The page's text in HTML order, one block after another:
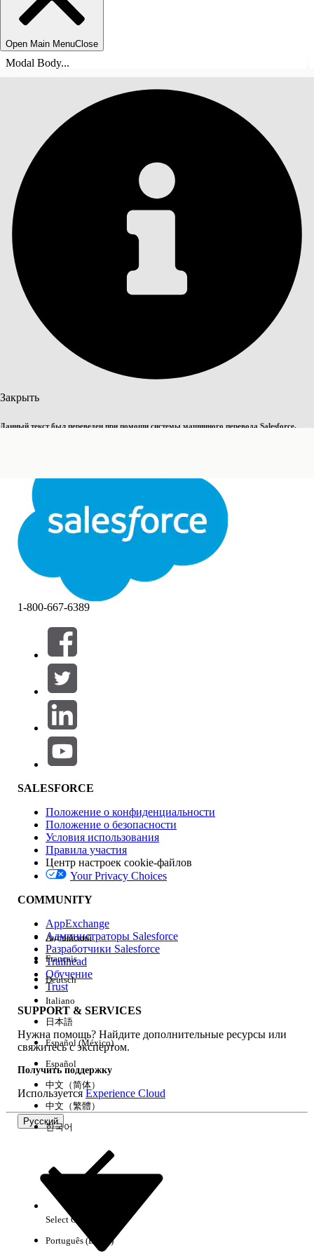
Open Main MenuClose
Modal Body...
Закрыть
Данный текст был переведен при помощи системы машинного перевода Salesforce.
Закрыть
СОДЕРЖАНИЕ
Фильтры (0)
ВЫБРАТЬ ФИЛЬТРЫ
Область продуктов
Влияние на функции
Версия
Возможности
Очистить все Готово
Результаты отсутствуют
1-800-667-6389
SALESFORCE
Положение о конфиденциальности
Положение о безопасности
Условия использования
Правила участия
Центр настроек cookie-файлов
Your Privacy Choices
COMMUNITY
AppExchange
Администраторы Salesforce
Разработчики Salesforce
Trailhead
Обучение
Trust
SUPPORT & SERVICES
Нужна помощь? Найдите дополнительные ресурсы или
свяжитесь с экспертом.
Получить поддержку
ИспользуетсяExperience Cloud
Русский
Английский
Français
Deutsch
Italiano
日本語
Español (México)
Español
中文（简体）
中文（繁體）
한국어
Select Org
Português (Brasil)